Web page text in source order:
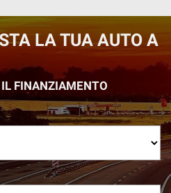
LA TUA AUTO A
FINANZIAMENTO